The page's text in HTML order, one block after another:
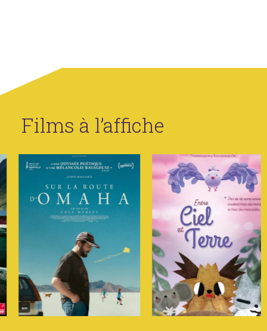
Films à l’affiche